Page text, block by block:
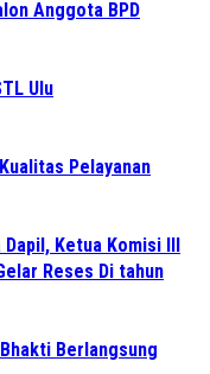
Anggota BPD
Ulu
Pelayanan
Ketua Komisi III
Reses Di tahun
Berlangsung